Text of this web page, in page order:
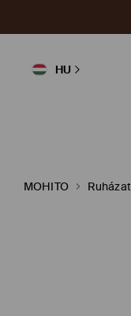
HU
MOHITO Ruházat